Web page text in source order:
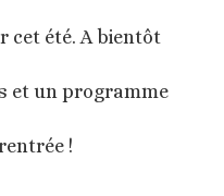
cet été. A bientôt
et un programme
!